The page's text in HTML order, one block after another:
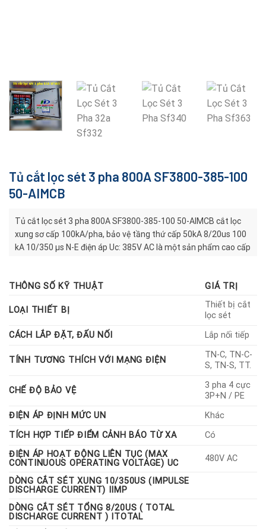
Tủ cắt lọc sét 3 pha 800A SF3800-385-100
50-AIMCB
Tủ cắt lọc sét 3 pha 800A SF3800-385-100 50-AIMCB cắt lọc
xung sơ cấp 100kA/pha, bảo vệ tầng thứ cấp 50kA 8/20us 100
kA 10/350 µs N-E điện áp Uc: 385V AC là một sản phẩm cao cấp
cắt lọc sét 3 pha (3P+N) dành cho dòng tải lắp nối tiếp, được
thiết kế chuyên biệt để bảo vệ các thiết bị điện nhạy cảm khỏi
xung sét lan truyền, quá điện áp, nhiễu cao tần và các xung đột
THÔNG SỐ KỸ THUẬT GIÁ TRỊ
LOẠI THIẾT BỊ
Thiết bị cắt
lọc sét
CÁCH LẮP ĐẶT, ĐẤU NỐI
Lắp nối tiếp
TÍNH TƯƠNG THÍCH VỚI MẠNG ĐIỆN
TN-C, TN-C-
S, TN-S, TT.
CHẾ ĐỘ BẢO VỆ
3 pha 4 cực
3P+N / PE
ĐIỆN ÁP ĐỊNH MỨC UN
Khác
TÍCH HỢP TIẾP ĐIỂM CẢNH BÁO TỪ XA
Có
ĐIỆN ÁP HOẠT ĐỘNG LIÊN TỤC (MAX
CONTINUOUS OPERATING VOLTAGE) UC
480V AC
DÒNG CẮT SÉT XUNG 10/350US (IMPULSE
DISCHARGE CURRENT) IIMP
DÒNG CẮT SÉT TỔNG 8/20US ( TOTAL
DISCHARGE CURRENT ) ITOTAL